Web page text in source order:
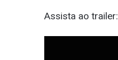
Assista ao trailer: